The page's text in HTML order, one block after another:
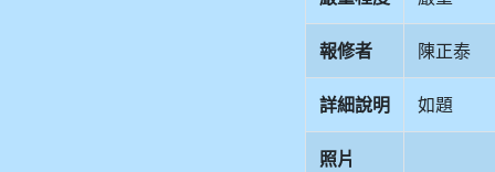
報修者 陳正泰
詳細說明 如題
照片